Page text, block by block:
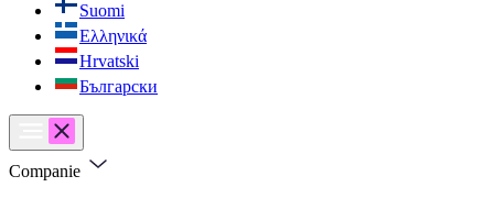
Suomi
Ελληνικά
Hrvatski
Български
Companie